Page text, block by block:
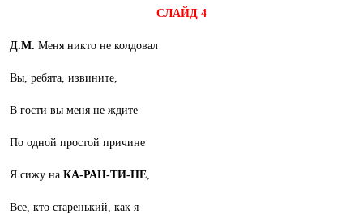
СЛАЙД 4
Д.М. Меня никто не колдовал
Вы, ребята, извините,
В гости вы меня не ждите
По одной простой причине
Я сижу на КА-РАН-ТИ-НЕ,
Все, кто старенький, как я